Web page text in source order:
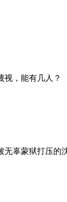
视，能有几人？
辜蒙狱打压的